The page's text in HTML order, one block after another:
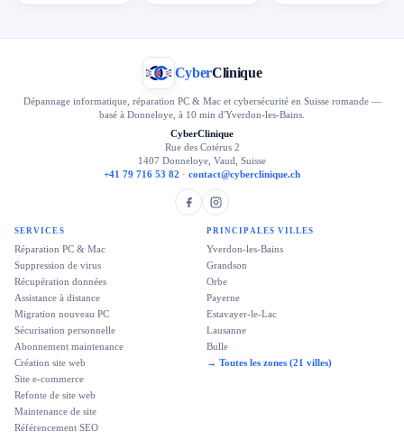
CyberClinique
Dépannage informatique, réparation PC & Mac et cybersécurité en Suisse romande —
basé à Donneloye, à 10 min d'Yverdon-les-Bains.
CyberClinique
Rue des Cotérus 2
1407 Donneloye, Vaud, Suisse
+41 79 716 53 82 · contact@cyberclinique.ch
SERVICES
Réparation PC & Mac
Suppression de virus
Récupération données
Assistance à distance
Migration nouveau PC
Sécurisation personnelle
Abonnement maintenance
Création site web
Site e-commerce
Refonte de site web
Maintenance de site
Référencement SEO
PRINCIPALES VILLES
Yverdon-les-Bains
Grandson
Orbe
Payerne
Estavayer-le-Lac
Lausanne
Bulle
→ Toutes les zones (21 villes)